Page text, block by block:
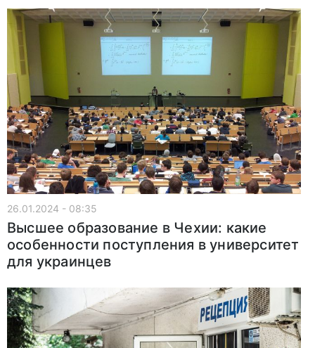
26.01.2024 - 08:35
Высшее образование в Чехии: какие
особенности поступления в университет
для украинцев